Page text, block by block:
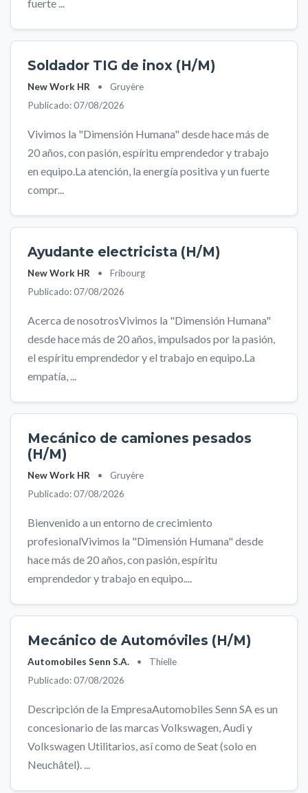
fuerte ...
Soldador TIG de inox (H/M)
New Work HR •
Gruyère
Publicado: 07/08/2026
Vivimos la "Dimensión Humana" desde hace más de
20 años, con pasión, espíritu emprendedor y trabajo
en equipo.La atención, la energía positiva y un fuerte
compr...
Ayudante electricista (H/M)
New Work HR •
Fribourg
Publicado: 07/08/2026
Acerca de nosotrosVivimos la "Dimensión Humana"
desde hace más de 20 años, impulsados por la pasión,
el espíritu emprendedor y el trabajo en equipo.La
empatía, ...
Mecánico de camiones pesados
(H/M)
New Work HR •
Gruyère
Publicado: 07/08/2026
Bienvenido a un entorno de crecimiento
profesionalVivimos la "Dimensión Humana" desde
hace más de 20 años, con pasión, espíritu
emprendedor y trabajo en equipo....
Mecánico de Automóviles (H/M)
Automobiles Senn S.A. •
Thielle
Publicado: 07/08/2026
Descripción de la EmpresaAutomobiles Senn SA es un
concesionario de las marcas Volkswagen, Audi y
Volkswagen Utilitarios, así como de Seat (solo en
Neuchâtel). ...